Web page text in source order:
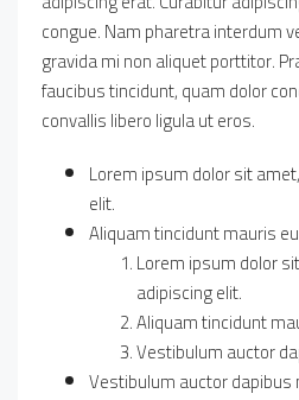
congue. Nam pharetra interdum
gravida mi non aliquet porttitor.
faucibus tincidunt, quam dolor
convallis libero ligula ut eros.
Lorem ipsum dolor sit
elit.
Aliquam tincidunt mauris
Lorem ipsum dolor
adipiscing elit.
Aliquam tincidunt
Vestibulum auctor
Vestibulum auctor dapibus